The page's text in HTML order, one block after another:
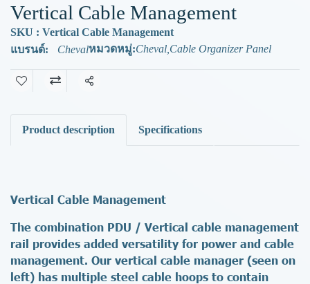
Vertical Cable Management
SKU : Vertical Cable Management
แบรนด์:
Chevalหมวดหมู่:Cheval Cable Organizer Panel
แชร์
Product description Specifications
Vertical Cable Management
The combination PDU / Vertical cable management
rail provides added versatility for power and cable
management. Our vertical cable manager (seen on
left) has multiple steel cable hoops to contain